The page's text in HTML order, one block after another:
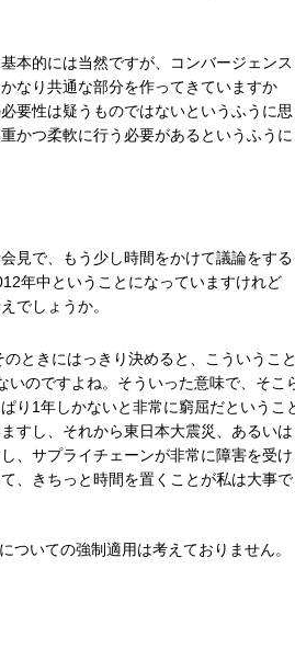
本的には当然ですが、コンバージェンス
なり共通な部分を作ってきていますか
要性は疑うものではないというふうに思
かつ柔軟に行う必要があるというふうに
見で、もう少し時間をかけて議論をする
年中ということになっていますけれど
でしょうか。
ときにはっきり決めると、こういうこと
のですよね。そういった意味で、そこ
り1年しかないと非常に窮屈だというこ
すし、それから東日本大震災、あるいは
、サプライチェーンが非常に障害を受け
、きちっと時間を置くことが私は大事で
いての強制適用は考えておりません。